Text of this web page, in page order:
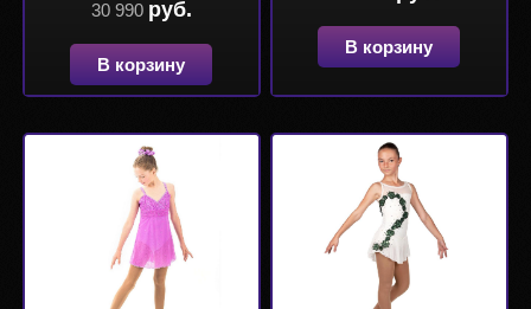
30 990 руб.
В корзину
В корзину